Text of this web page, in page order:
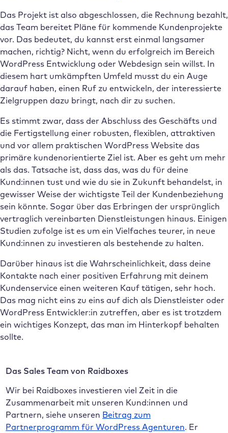
Das Projekt ist also abgeschlossen, die Rechnung bezahlt,
das Team bereitet Pläne für kommende Kundenprojekte
vor. Das bedeutet, du kannst erst einmal langsamer
machen, richtig? Nicht, wenn du erfolgreich im Bereich
WordPress Entwicklung oder Webdesign sein willst. In
diesem hart umkämpften Umfeld musst du ein Auge
darauf haben, einen Ruf zu entwickeln, der interessierte
Zielgruppen dazu bringt, nach dir zu suchen.
Es stimmt zwar, dass der Abschluss des Geschäfts und
die Fertigstellung einer robusten, flexiblen, attraktiven
und vor allem praktischen WordPress Website das
primäre kundenorientierte Ziel ist. Aber es geht um mehr
als das. Tatsache ist, dass das, was du für deine
Kund:innen tust und wie du sie in Zukunft behandelst, in
gewisser Weise der wichtigste Teil der Kundenbeziehung
sein könnte. Sogar über das Erbringen der ursprünglich
vertraglich vereinbarten Dienstleistungen hinaus. Einigen
Studien zufolge ist es um ein Vielfaches teurer, in neue
Kund:innen zu investieren als bestehende zu halten.
Darüber hinaus ist die Wahrscheinlichkeit, dass deine
Kontakte nach einer positiven Erfahrung mit deinem
Kundenservice einen weiteren Kauf tätigen, sehr hoch.
Das mag nicht eins zu eins auf dich als Dienstleister oder
WordPress Entwickler:in zutreffen, aber es ist trotzdem
ein wichtiges Konzept, das man im Hinterkopf behalten
sollte.
Das Sales Team von Raidboxes
Wir bei Raidboxes investieren viel Zeit in die
Zusammenarbeit mit unseren Kund:innen und
Partnern, siehe unseren Beitrag zum
Partnerprogramm für WordPress Agenturen. Er